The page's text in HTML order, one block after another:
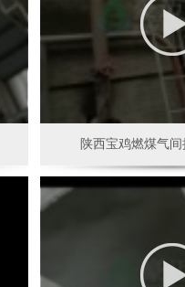
陕西宝鸡燃煤气